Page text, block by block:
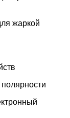
жаркой